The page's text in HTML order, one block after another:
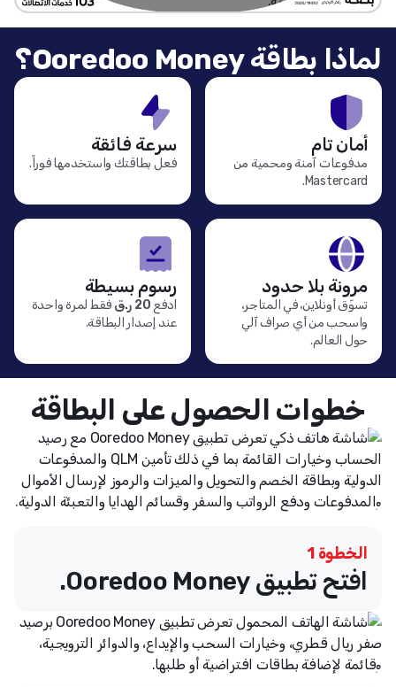
لماذا بطاقة Ooredoo Money؟
أمان تام
مدفوعات آمنة ومحمية من
Mastercard.
سرعة فائقة
فعل بطاقتك واستخدمها فوراً.
مرونة بلا حدود
تسوّق أونلاين، في المتاجر،
واسحب من أي صراف آلي
حول العالم.
رسوم بسيطة
ادفع 20 ر.ق
فقط لمرة واحدة
عند إصدار البطاقة.
خطوات الحصول على البطاقة
الخطوة 1
افتح تطبيق Ooredoo Money.